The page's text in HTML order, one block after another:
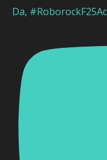
Da,